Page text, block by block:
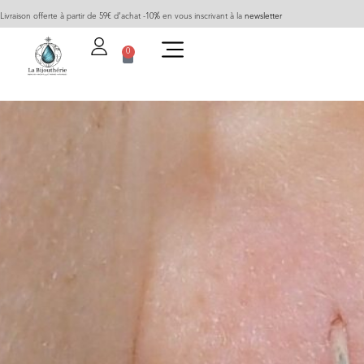
Livraison offerte à partir de 59€ d’achat -10% en vous inscrivant à la newsletter
0